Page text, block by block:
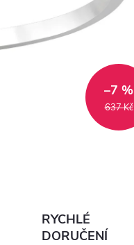
637 Kč
–7 %
RYCHLÉ
DORUČENÍ